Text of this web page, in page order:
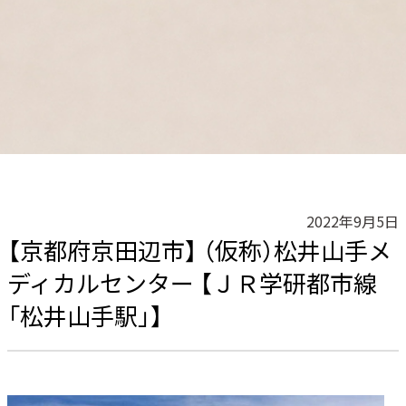
2022年9月5日
【京都府京田辺市】 （仮称）松井山手メ
ディカルセンター 【ＪＲ学研都市線
「松井山手駅」】